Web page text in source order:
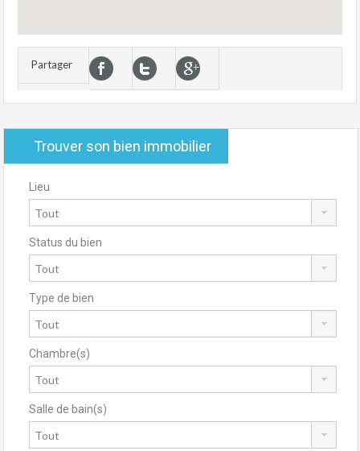
Partager
Trouver son bien immobilier
Lieu
Status du bien
Type de bien
Chambre(s)
Salle de bain(s)